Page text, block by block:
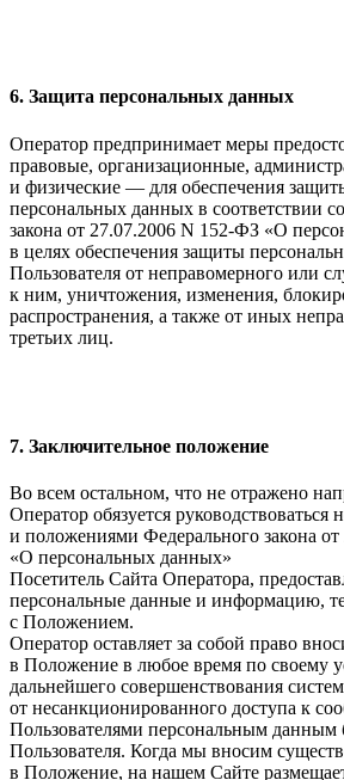
6. Защита персональных данных
Оператор предпринимает меры
правовые, организационные,
и физические — для обеспечения
персональных данных в соответствии
закона от 27.07.2006 N 152-ФЗ «О
в целях обеспечения защиты
Пользователя от неправомерного или
к ним, уничтожения, изменения,
распространения, а также от иных
третьих лиц.
7. Заключительное положение
Во всем остальном, что не отражено
Оператор обязуется руководствоваться
и положениями Федерального закона
«О персональных данных»
Посетитель Сайта Оператора,
персональные данные и информацию,
с Положением.
Оператор оставляет за собой право
в Положение в любое время по своему
дальнейшего совершенствования
от несанкционированного доступа к
Пользователями персональным данным
Пользователя. Когда мы вносим
в Положение, на нашем Сайте